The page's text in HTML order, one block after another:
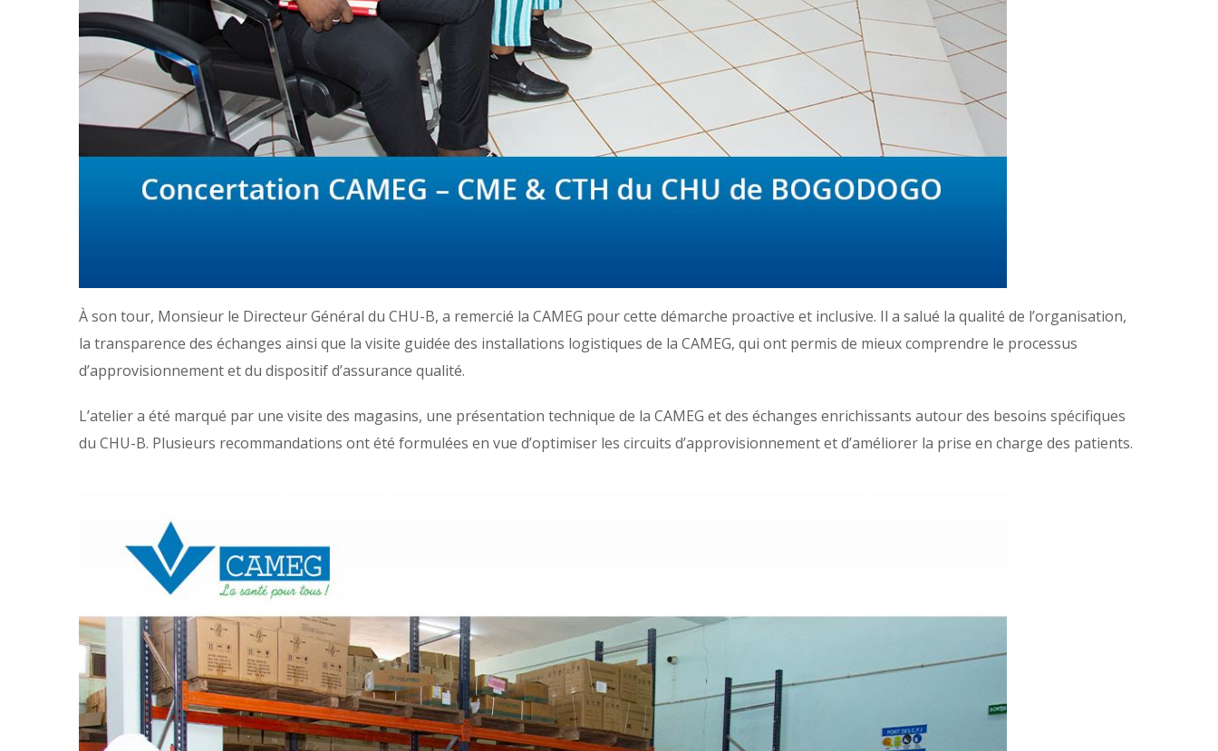
À son tour, Monsieur le Directeur Général du CHU-B, a remercié la CAMEG pour cette démarche proactive et inclusive. Il a salué la qualité de l’organisation,
la transparence des échanges ainsi que la visite guidée des installations logistiques de la CAMEG, qui ont permis de mieux comprendre le processus
d’approvisionnement et du dispositif d’assurance qualité.
L’atelier a été marqué par une visite des magasins, une présentation technique de la CAMEG et des échanges enrichissants autour des besoins spécifiques
du CHU-B. Plusieurs recommandations ont été formulées en vue d’optimiser les circuits d’approvisionnement et d’améliorer la prise en charge des patients.